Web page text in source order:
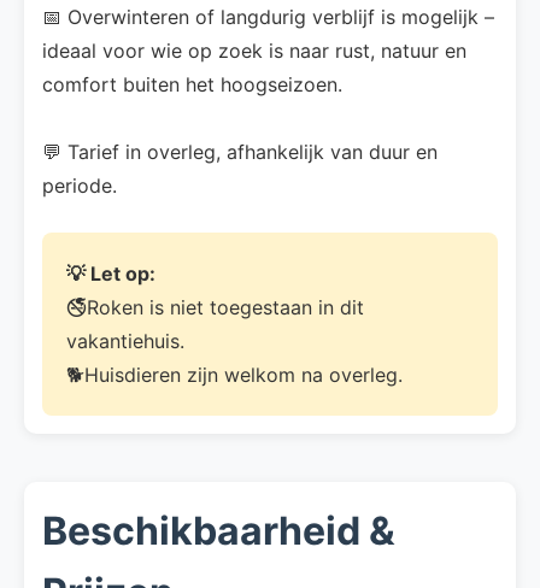
📅 Overwinteren of langdurig verblijf is mogelijk –
ideaal voor wie op zoek is naar rust, natuur en
comfort buiten het hoogseizoen.
💬 Tarief in overleg, afhankelijk van duur en
periode.
💡 Let op:
🚭Roken is niet toegestaan in dit
vakantiehuis.
🐕Huisdieren zijn welkom na overleg.
Beschikbaarheid &